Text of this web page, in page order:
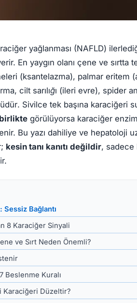
yağlanması (NAFLD)
En yaygın olanı çene ve sırtta
(ksantelazma), palmar eritem
, cilt sarılığı (ileri evre), spider
. Sivilce tek başına karaciğeri
görülüyorsa karaciğer
Bu yazı dahiliye ve hepatoloji
kesin tanı kanıtı değildir, sadece
Bağlantı
8 Karaciğer Sinyali
ve Sırt Neden Önemli?
Beslenme Kuralı
Karaciğeri Düzeltir?